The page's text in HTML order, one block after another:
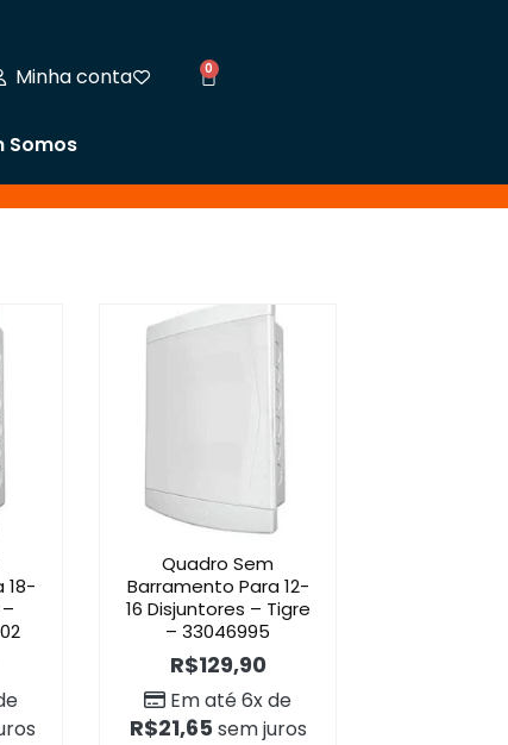
Minha conta 0
Somos
18-
Quadro Sem
Barramento Para 12-
16 Disjuntores – Tigre
– 33046995
R$129,90
Em até 6x de
R$21,65 sem juros